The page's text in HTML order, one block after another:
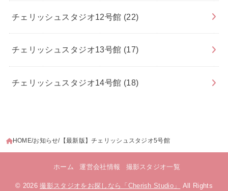
チェリッシュスタジオ12号館 (22)
チェリッシュスタジオ13号館 (17)
チェリッシュスタジオ14号館 (18)
HOME お知らせ 【最新版】チェリッシュスタジオ5号館
ホーム 運営会社情報 撮影スタジオ一覧
© 2026撮影スタジオをお探しなら「Cherish Studio」 All Rights